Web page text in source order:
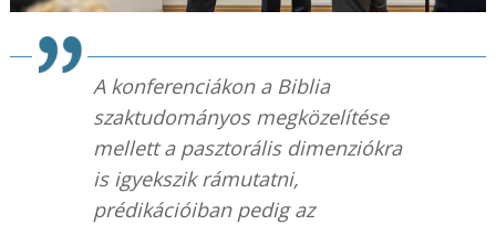
A konferenciákon a Biblia
szaktudományos megközelítése
mellett a pasztorális dimenziókra
is igyekszik rámutatni,
prédikációiban pedig az